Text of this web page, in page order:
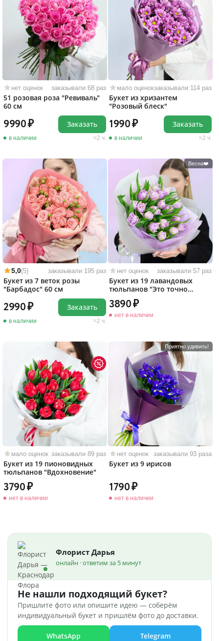
нет оценок заказывали 68 раз
51 розовая роза "Ревиваль"
60 см
9990
в наличии 2 ч.
Заказать
мало оценокзаказывали 114 раз
Букет из хризантем
"Розовый блеск"
1990
в наличии 2 ч.
Заказать
5,0(5) заказывали 195 раз
Букет из 7 веток розы
"Барбадос" 60 см
2990
в наличии 2 ч.
Заказать
Весна❤️
нет оценок заказывали 57 раз
Букет из 19 лавандовых
тюльпанов "Это точно
любовь!"
3890
нет в наличии
мало оценок заказывали 89 раз
Букет из 19 пионовидных
тюльпанов "Вдохновение"
3790
нет в наличии
Приятно удивить!
нет оценок заказывали 93 раза
Букет из 9 ирисов
1790
нет в наличии
Флорист Дарья
онлайн · ответим за 5 минут
Не нашли подходящий букет?
Пришлите фото или опишите идею — соберём
индивидуальный букет и пришлём фото до доставки.
WhatsApp Telegram